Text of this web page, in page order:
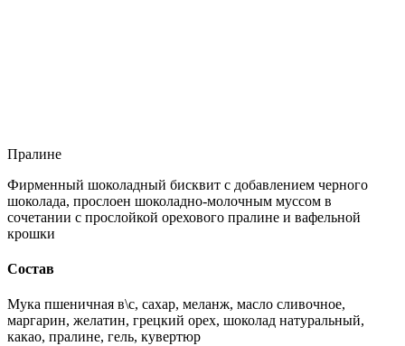
Пралине
Фирменный шоколадный бисквит с добавлением черного
шоколада, прослоен шоколадно-молочным муссом в
сочетании с прослойкой орехового пралине и вафельной
крошки
Состав
Мука пшеничная в\с, сахар, меланж, масло сливочное,
маргарин, желатин, грецкий орех, шоколад натуральный,
какао, пралине, гель, кувертюр